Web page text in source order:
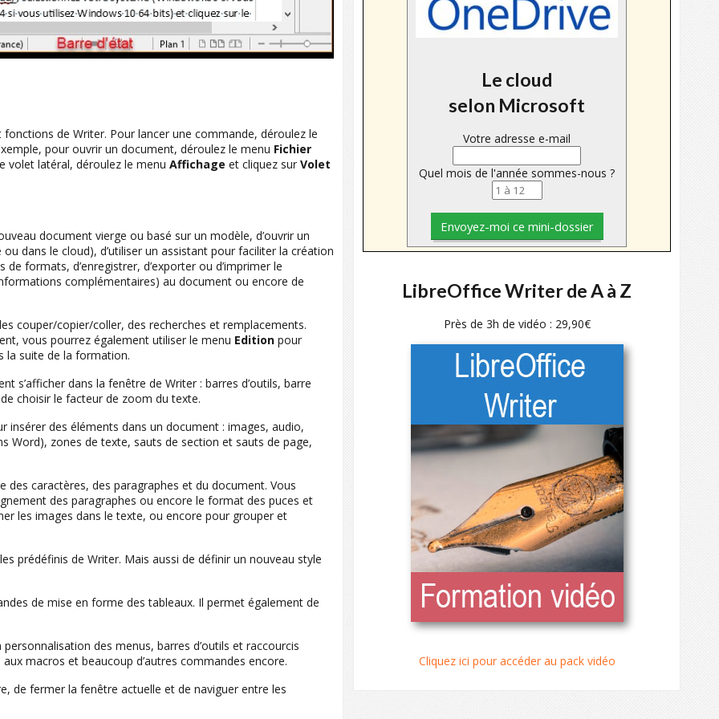
de Writer. Pour lancer une commande, déroulez le
pour ouvrir un document, déroulez le menu Fichier
volet latéral, déroulez le menu Affichage et cliquez sur Volet
document vierge ou basé sur un modèle, d’ouvrir un
dans le cloud), d’utiliser un assistant pour faciliter la création
formats, d’enregistrer, d’exporter ou d’imprimer le
complémentaires) au document ou encore de
couper/copier/coller, des recherches et remplacements.
vous pourrez également utiliser le menu Edition pour
la suite de la formation.
s’afficher dans la fenêtre de Writer : barres d’outils, barre
choisir le facteur de zoom du texte.
insérer des éléments dans un document : images, audio,
Word), zones de texte, sauts de section et sauts de page,
caractères, des paragraphes et du document. Vous
des paragraphes ou encore le format des puces et
les images dans le texte, ou encore pour grouper et
prédéfinis de Writer. Mais aussi de définir un nouveau style
de mise en forme des tableaux. Il permet également de
des menus, barres d’outils et raccourcis
macros et beaucoup d’autres commandes encore.
de fermer la fenêtre actuelle et de naviguer entre les
Le cloud
selon Microsoft
Votre adresse e-mail
Quel mois de l'année sommes-nous ?
LibreOffice Writer de A à Z
Près de 3h de vidéo : 29,90€
Cliquez ici pour accéder au pack vidéo